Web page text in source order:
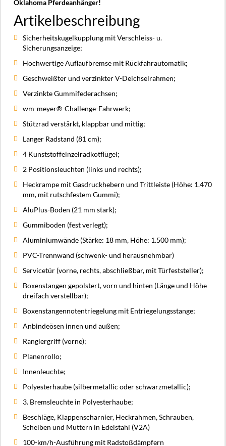
Oklahoma Pferdeanhänger!
Artikelbeschreibung
Sicherheitskugelkupplung mit Verschleiss- u.
Sicherungsanzeige;
Hochwertige Auflaufbremse mit Rückfahrautomatik;
Geschweißter und verzinkter V-Deichselrahmen;
Verzinkte Gummifederachsen;
wm-meyer®-Challenge-Fahrwerk;
Stützrad verstärkt, klappbar und mittig;
Langer Radstand (81 cm);
4 Kunststoffeinzelradkotflügel;
2 Positionsleuchten (links und rechts);
Heckrampe mit Gasdruckhebern und Trittleiste (Höhe: 1.470
mm, mit rutschfestem Gummi);
AluPlus-Boden (21 mm stark);
Gummiboden (fest verlegt);
Aluminiumwände (Stärke: 18 mm, Höhe: 1.500 mm);
PVC-Trennwand (schwenk- und herausnehmbar)
Servicetür (vorne, rechts, abschließbar, mit Türfeststeller);
Boxenstangen gepolstert, vorn und hinten (Länge und Höhe
dreifach verstellbar);
Boxenstangennotentriegelung mit Entriegelungsstange;
Anbindeösen innen und außen;
Rangiergriff (vorne);
Planenrollo;
Innenleuchte;
Polyesterhaube (silbermetallic oder schwarzmetallic);
3. Bremsleuchte in Polyesterhaube;
Beschläge, Klappenscharnier, Heckrahmen, Schrauben,
Scheiben und Muttern in Edelstahl (V2A)
100-km/h-Ausführung mit Radstoßdämpfern